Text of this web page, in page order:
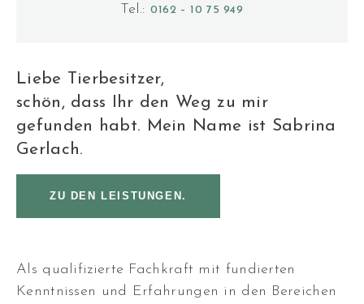
Tel.:0162 – 10 75 949
Liebe Tierbesitzer,
schön, dass Ihr den Weg zu mir
gefunden habt. Mein Name ist Sabrina
Gerlach.
ZU DEN LEISTUNGEN.
Als qualifizierte Fachkraft mit fundierten
Kenntnissen und Erfahrungen in den Bereichen